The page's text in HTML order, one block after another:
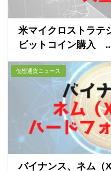
米マイクロストラテ
ビットコイン購入
仮想通貨ニュース
バイナンス、ネム（